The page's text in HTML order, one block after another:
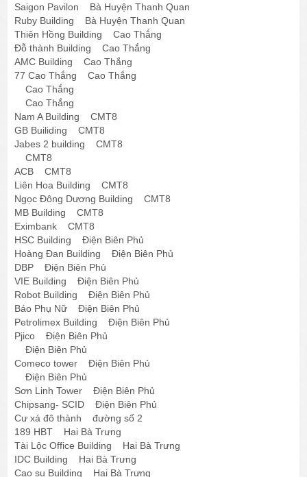
Saigon Pavilon Bà Huyện Thanh Quan
Ruby Building Bà Huyện Thanh Quan
Thiên Hồng Building Cao Thắng
Đỗ thành Building Cao Thắng
AMC Building Cao Thắng
77 Cao Thắng Cao Thắng
Cao Thắng
Cao Thắng
Nam A Building CMT8
GB Builiding CMT8
Jabes 2 building CMT8
CMT8
ACB CMT8
Liên Hoa Building CMT8
Ngọc Đông Dương Building CMT8
MB Building CMT8
Eximbank CMT8
HSC Building Điện Biên Phủ
Hoàng Đan Building Điện Biên Phủ
DBP Điện Biên Phủ
VIE Building Điện Biên Phủ
Robot Building Điện Biên Phủ
Báo Phụ Nữ Điện Biên Phủ
Petrolimex Building Điện Biên Phủ
Pjico Điện Biên Phủ
Điện Biên Phủ
Comeco tower Điện Biên Phủ
Điện Biên Phủ
Sơn Linh Tower Điện Biên Phủ
Chipsang- SCID Điện Biên Phủ
Cư xá đô thành đường số 2
189 HBT Hai Bà Trưng
Tài Lộc Office Building Hai Bà Trưng
IDC Building Hai Bà Trưng
Cao su Building Hai Bà Trưng